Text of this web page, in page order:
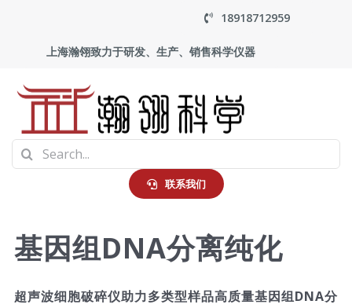
content
18918712959
上海瀚翎致力于研发、生产、销售科学仪器
首页
Search
for:
联系我们
基因组DNA分离纯化
超声波细胞破碎仪助力多类型样品高质量基因组DNA分